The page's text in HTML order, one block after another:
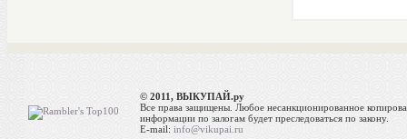
© 2011, ВЫКУПАЙ.ру
Все права защищены. Любое несанкционированное
информации по залогам будет преследоваться по закону.
E-mail:info@vikupai.ru